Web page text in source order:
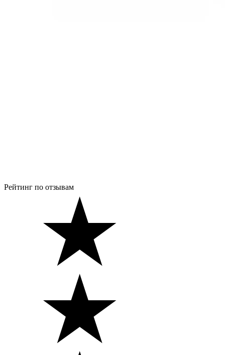
Рейтинг по отзывам